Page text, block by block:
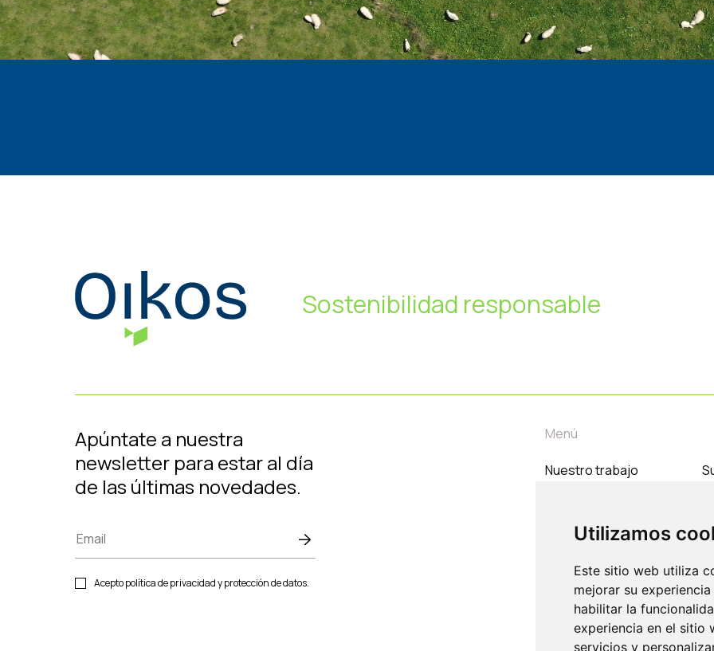
Utilizamos
Este sitio web utiliza
mejorar su
habilitar la
experiencia en el sitio
servicios y
Sostenibilidad responsable
Apúntate a nuestra
newsletter para estar al día
de las últimas novedades.
Acepto política de privacidad y protección de datos.
Menú
Nuestro trabajo
Nosotros